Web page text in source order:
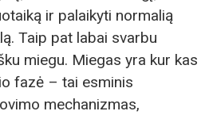
ir palaikyti normalią
Taip pat labai svarbu
miegu. Miegas yra kur kas
fazė – tai esminis
mechanizmas,